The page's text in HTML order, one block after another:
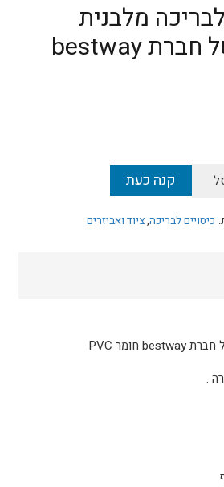
מלבנית
732X366 של חברת bestway
קנה כעת
כיסויים לבריכה,ציוד ואביזרים
.